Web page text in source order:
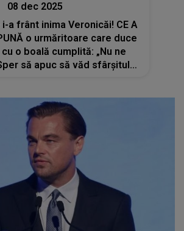
08 dec 2025
i-a frânt inima Veronicăi! CE A
o urmăritoare care duce
o boală cumplită: „Nu ne
să apuc să văd sfârșitul